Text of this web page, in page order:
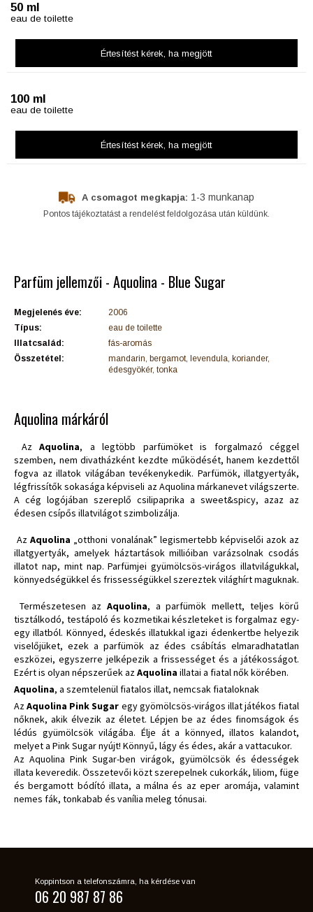
50 ml
eau de toilette
Értesítést kérek , ha megjött
100 ml
eau de toilette
Értesítést kérek , ha megjött
A csomagot megkapja: 1-3 munkanap
Pontos tájékoztatást a rendelést feldolgozása után küldünk.
Parfüm jellemzői - Aquolina - Blue Sugar
Megjelenés éve:
2006
Típus:
eau de toilette
Illatcsalád:
fás-aromás
Összetétel:
mandarin, bergamot, levendula, koriander,
édesgyökér, tonka
Aquolina márkáról
Az Aquolina, a legtöbb parfümöket is forgalmazó céggel
szemben, nem divatházként kezdte működését, hanem kezdettől
fogva az illatok világában tevékenykedik. Parfümök, illatgyertyák,
légfrissítők sokasága képviseli az Aquolina márkanevet világszerte.
A cég logójában szereplő csilipaprika a sweet&spicy, azaz az
édesen csípős illatvilágot szimbolizálja.
AzAquolina „otthoni vonalának” legismertebb képviselői azok az
illatgyertyák, amelyek háztartások millióiban varázsolnak csodás
illatot nap, mint nap. Parfümjei gyümölcsös-virágos illatvilágukkal,
könnyedségükkel és frissességükkel szereztek világhírt maguknak.
Természetesen az Aquolina, a parfümök mellett, teljes körű
tisztálkodó, testápoló és kozmetikai készleteket is forgalmaz egy-
egy illatból. Könnyed, édeskés illatukkal igazi édenkertbe helyezik
viselőjüket, ezek a parfümök az édes csábítás elmaradhatatlan
eszközei, egyszerre jelképezik a frissességet és a játékosságot.
Ezért is olyan népszerűek azAquolina illatai a fiatal nők körében.
Aquolina, a szemtelenül fiatalos illat, nemcsak fiataloknak
AzAquolina Pink Sugar egy gyömölcsös-virágos illat játékos fiatal
nőknek, akik élvezik az életet. Lépjen be az édes finomságok és
lédús gyümölcsök világába. Élje át a könnyed, illatos kalandot,
melyet a Pink Sugar nyújt! Könnyű, lágy és édes, akár a vattacukor.
Az Aquolina Pink Sugar-ben virágok, gyümölcsök és édességek
illata keveredik. Összetevői közt szerepelnek cukorkák, liliom, füge
és bergamott bódító illata, a málna és az eper aromája, valamint
nemes fák, tonkabab és vanília meleg tónusai.
Koppintson a telefonszámra, ha kérdése van
06 20 987 87 86